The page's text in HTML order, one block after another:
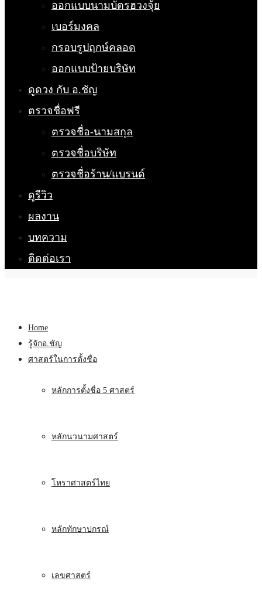
ออกแบบนามบัตรฮวงจุ้ย
เบอร์มงคล
กรอบรูปฤกษ์คลอด
ออกแบบป้ายบริษัท
ดูดวง กับ อ.ชัญ
ตรวจชื่อฟรี
ตรวจชื่อ-นามสกุล
ตรวจชื่อบริษัท
ตรวจชื่อร้าน/แบรนด์
ดูรีวิว
ผลงาน
บทความ
ติดต่อเรา
Home
รู้จักอ.ชัญ
ศาสตร์ในการตั้งชื่อ
หลักการตั้งชื่อ 5 ศาสตร์
หลักนวนามศาสตร์
โหราศาสตร์ไทย
หลักทักษาปกรณ์
เลขศาสตร์